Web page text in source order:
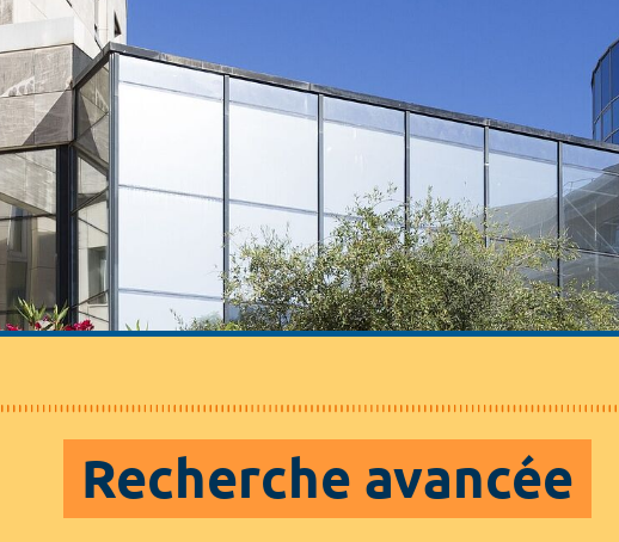
Recherche avancée